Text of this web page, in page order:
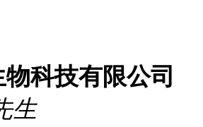
科技有限公司
生